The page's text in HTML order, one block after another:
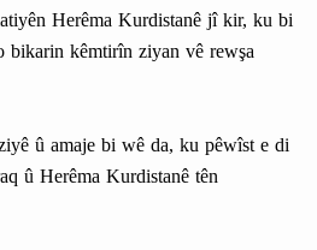
Herêma Kurdistanê jî kir, ku bi
bikarin kêmtirîn ziyan vê rewşa
û amaje bi wê da, ku pêwîst e di
û Herêma Kurdistanê tên